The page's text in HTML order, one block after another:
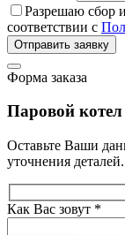
Разрешаю сбор
соответствии с
Отправить заявку
Форма заказа
Паровой
Оставьте Ваши
уточнения деталей.
Как Вас зовут *